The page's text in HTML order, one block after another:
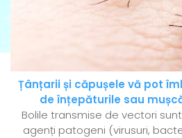
Țânțarii și căpușele vă pot
de înțepăturile sau
Bolile transmise de vectori
agenți patogeni (virusuri,